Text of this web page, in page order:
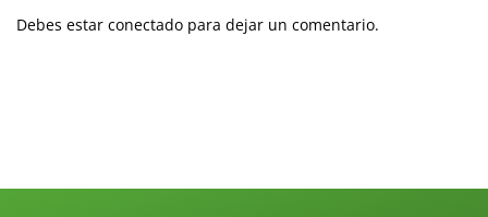
Debes estar conectado para dejar un comentario.